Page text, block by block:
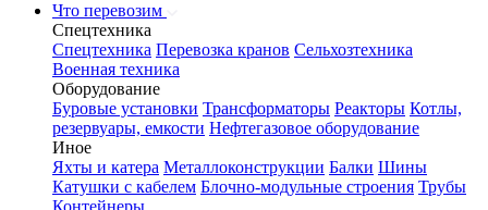
Что перевозим
Спецтехника
Спецтехника Перевозка кранов Сельхозтехника
Военная техника
Оборудование
Буровые установки Трансформаторы Реакторы Котлы,
резервуары, емкости Нефтегазовое оборудование
Иное
Яхты и катера Металлоконструкции Балки Шины
Катушки с кабелем Блочно-модульные строения Трубы
Контейнеры